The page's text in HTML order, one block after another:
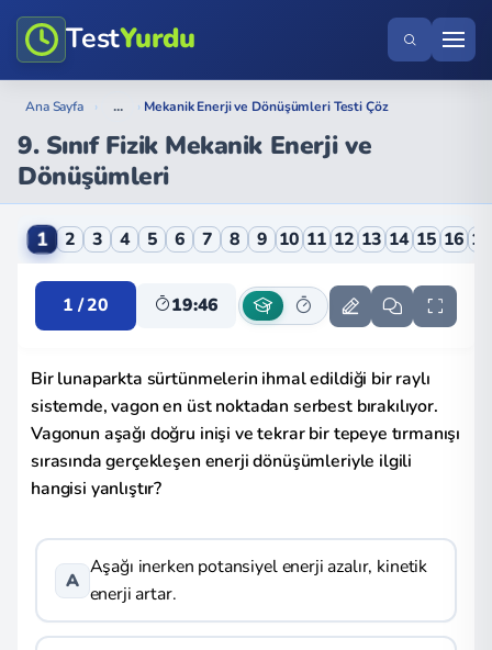
TestYurdu
Ana Sayfa › ... › Mekanik Enerji ve Dönüşümleri Testi Çöz
9. Sınıf Fizik Mekanik Enerji ve
Dönüşümleri
9. Sınıf Fizik Mekanik Enerji ve Dönüşümleri Online
1 2 3 4 5 6 7 8 9 10 11 12 13 14 15 16 17
1 / 20 19:46
Bir lunaparkta sürtünmelerin ihmal edildiği bir raylı
sistemde, vagon en üst noktadan serbest bırakılıyor.
Vagonun aşağı doğru inişi ve tekrar bir tepeye tırmanışı
sırasında gerçekleşen enerji dönüşümleriyle ilgili
hangisi yanlıştır?
A
Aşağı inerken potansiyel enerji azalır, kinetik
enerji artar.